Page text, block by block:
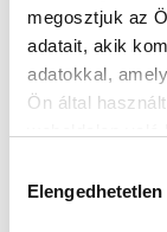
megosztjuk az
adatait, akik
adatokkal,
Ön által
kiválasztása
Elengedhetetlen